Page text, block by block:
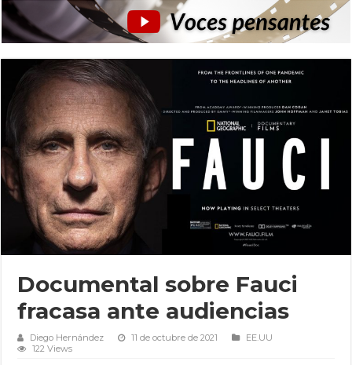
Documental sobre Fauci
fracasa ante audiencias
Diego Hernández 11 de octubre de 2021
EE.UU
122 Views